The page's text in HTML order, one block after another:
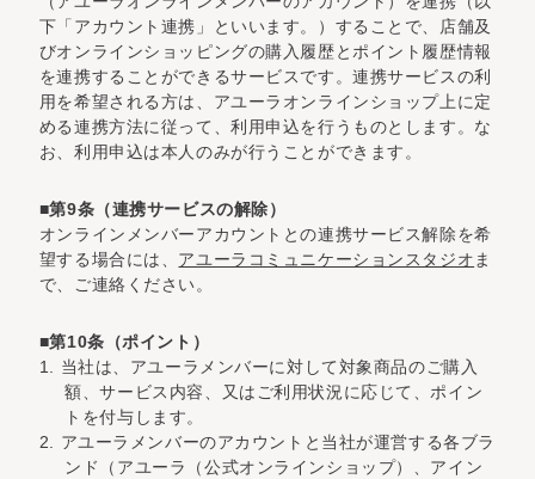
下「アカウント連携」といいます。）することで、店舗及
びオンラインショッピングの購入履歴とポイント履歴情報
を連携することができるサービスです。連携サービスの利
用を希望される方は、アユーラオンラインショップ上に定
める連携方法に従って、利用申込を行うものとします。な
お、利用申込は本人のみが行うことができます。
■第9条（連携サービスの解除）
オンラインメンバーアカウントとの連携サービス解除を希
望する場合には、 アユーラコミュニケーションスタジオま
で、ご連絡ください。
■第10条（ポイント）
1. 当社は、アユーラメンバーに対して対象商品のご購入
額、サービス内容、又はご利用状況に応じて、ポイン
トを付与します。
2. アユーラメンバーのアカウントと当社が運営する各ブラ
ンド（アユーラ（公式オンラインショップ）、アイン